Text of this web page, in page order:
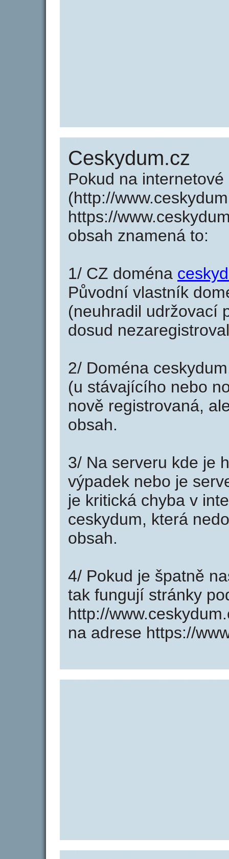
Ceskydum.cz
Pokud na
(http://
https://
obsah znamená to:
1/ CZ doména
Původní vlastník
(neuhradil udržovací
dosud
2/ Doména
(u stávajícího nebo
nově registrovaná,
obsah.
3/ Na serveru kde je
výpadek nebo je
je kritická chyba v
ceskydum, která
obsah.
4/ Pokud je špatně
tak fungují stránky
http://
na adrese https://